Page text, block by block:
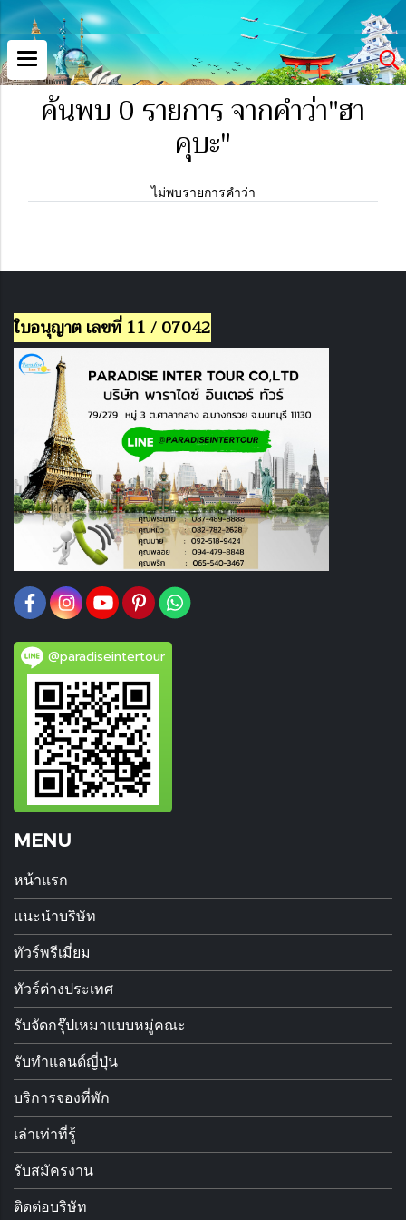
ค้นพบ 0 รายการ จากคำว่า"ฮา
คุบะ"
ไม่พบรายการคำว่า
ใบอนุญาต เลขที่ 11 / 07042
@paradiseintertour
MENU
หน้าแรก
แนะนำบริษัท
ทัวร์พรีเมี่ยม
ทัวร์ต่างประเทศ
รับจัดกรุ๊ปเหมาแบบหมู่คณะ
รับทำแลนด์ญี่ปุ่น
บริการจองที่พัก
เล่าเท่าที่รู้
รับสมัครงาน
ติดต่อบริษัท